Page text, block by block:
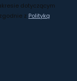
dotyczącym
z Polityką